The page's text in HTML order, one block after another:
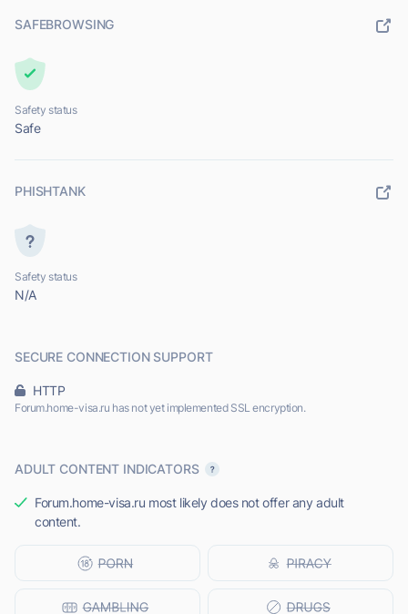
SAFEBROWSING
Safety status
Safe
PHISHTANK
Safety status
N/A
SECURE CONNECTION SUPPORT
HTTP
Forum.home-visa.ru has not yet implemented SSL encryption.
ADULT CONTENT INDICATORS
Forum.home-visa.ru most likely does not offer any adult
content.